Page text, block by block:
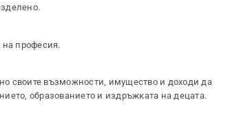
на професия.
своите възможности, имущество и доходи да
образованието и издръжката на децата.